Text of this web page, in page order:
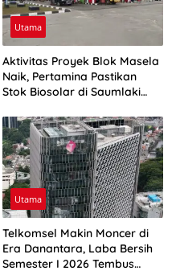
Utama
Aktivitas Proyek Blok Masela
Naik, Pertamina Pastikan
Stok Biosolar di Saumlaki
Utama
Telkomsel Makin Moncer di
Era Danantara, Laba Bersih
Semester I 2026 Tembus